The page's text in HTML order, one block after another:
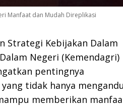
Manfaat dan Mudah Direplikasi
Strategi Kebijakan Dalam
Negeri (Kemendagri)
pentingnya
tidak hanya
memberikan